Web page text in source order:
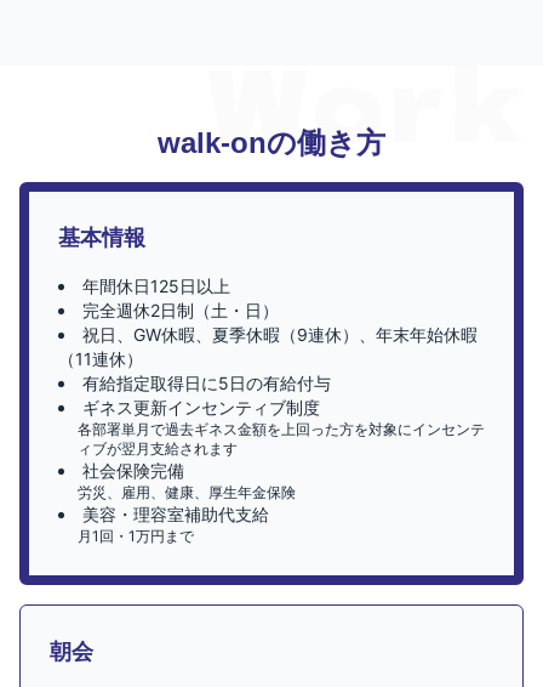
walk-onの働き方
基本情報
年間休日125日以上
完全週休2日制（土・日）
祝日、GW休暇、夏季休暇（9連休）、年末年始休暇
（11連休）
有給指定取得日に5日の有給付与
ギネス更新インセンティブ制度
各部署単月で過去ギネス金額を上回った方を対象にインセンテ
ィブが翌月支給されます
社会保険完備
労災、雇用、健康、厚生年金保険
美容・理容室補助代支給
月1回・1万円まで
朝会